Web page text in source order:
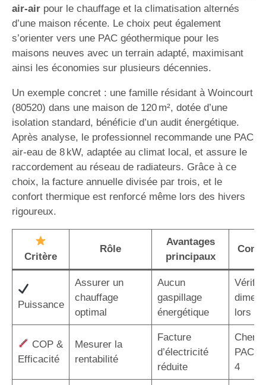
air-air pour le chauffage et la climatisation alternés
d’une maison récente. Le choix peut également
s’orienter vers une PAC géothermique pour les
maisons neuves avec un terrain adapté, maximisant
ainsi les économies sur plusieurs décennies.
Un exemple concret : une famille résidant à Woincourt
(80520) dans une maison de 120 m², dotée d’une
isolation standard, bénéficie d’un audit énergétique.
Après analyse, le professionnel recommande une PAC
air-eau de 8 kW, adaptée au climat local, et assure le
raccordement au réseau de radiateurs. Grâce à ce
choix, la facture annuelle divisée par trois, et le
confort thermique est renforcé même lors des hivers
rigoureux.
Critère
Rôle
Avantages
principaux
Puissance
Assurer un
chauffage
optimal
Aucun
gaspillage
énergétique
lors de
COP &
Efficacité
Mesurer la
rentabilité
Facture
d’électricité
réduite
PAC
4